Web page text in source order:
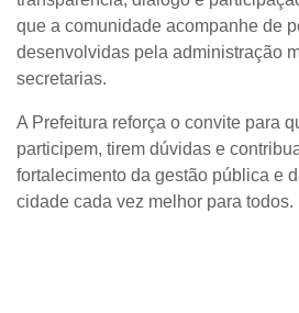
que a comunidade acompanhe de
desenvolvidas pela administração
secretarias.
A Prefeitura reforça o convite para
participem, tirem dúvidas e
fortalecimento da gestão pública e
cidade cada vez melhor para todos.